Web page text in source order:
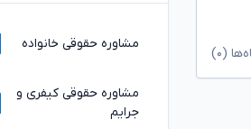
(۰)
مشاوره حقوقی خانواده
مشاوره حقوقی کیفری و
جرایم